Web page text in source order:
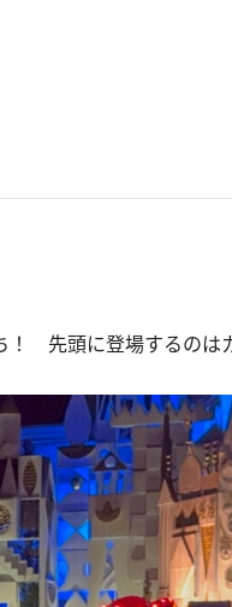
！ 先頭に登場するのは